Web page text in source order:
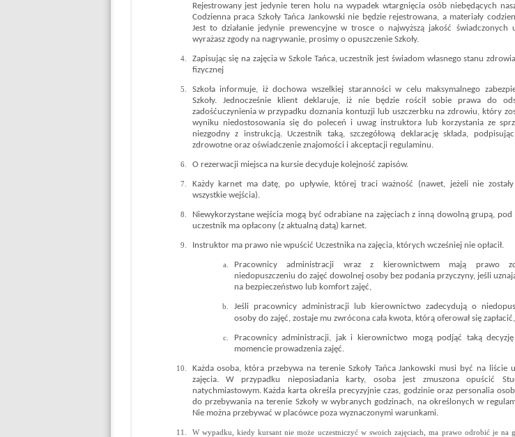
Rejestrowany jest jedynie teren holu na wypadek wtargnięcia osób niebędących
Codzienna praca Szkoły Tańca Jankowski nie będzie rejestrowana, a materiały
Jest to działanie jedynie prewencyjne w trosce o najwyższą jakość świadczonych
wyrażasz zgody na nagrywanie, prosimy o opuszczenie Szkoły.
Zapisując się na zajęcia w Szkole Tańca, uczestnik jest świadom własnego stanu
fizycznej
Szkoła informuje, iż dochowa wszelkiej staranności w celu maksymalnego
Szkoły. Jednocześnie klient deklaruje, iż nie będzie rościł sobie prawa do
zadośćuczynienia w przypadku doznania kontuzji lub uszczerbku na zdrowiu, który
wyniku niedostosowania się do poleceń i uwag instruktora lub korzystania ze
niezgodny z instrukcją. Uczestnik taką, szczegółową deklarację składa,
zdrowotne oraz oświadczenie znajomości i akceptacji regulaminu.
O rezerwacji miejsca na kursie decyduje kolejność zapisów.
Każdy karnet ma datę, po upływie, której traci ważność (nawet, jeżeli nie zostały
wszystkie wejścia).
Niewykorzystane wejścia mogą być odrabiane na zajęciach z inną dowolną grupą, pod
uczestnik ma opłacony (z aktualną datą) karnet.
Instruktor ma prawo nie wpuścić Uczestnika na zajęcia, których wcześniej nie opłacił.
Pracownicy administracji wraz z kierownictwem mają prawo
niedopuszczeniu do zajęć dowolnej osoby bez podania przyczyny, jeśli
na bezpieczeństwo lub komfort zajęć,
Jeśli pracownicy administracji lub kierownictwo zadecydują o
osoby do zajęć, zostaje mu zwrócona cała kwota, którą oferował się zapłacić,
Pracownicy administracji, jak i kierownictwo mogą podjąć taką
momencie prowadzenia zajęć.
Każda osoba, która przebywa na terenie Szkoły Tańca Jankowski musi być na liście
zajęcia. W przypadku nieposiadania karty, osoba jest zmuszona opuścić
natychmiastowym. Każda karta określa precyzyjnie czas, godzinie oraz personalia
do przebywania na terenie Szkoły w wybranych godzinach, na określonych w
Nie można przebywać w placówce poza wyznaczonymi warunkami.
W wypadku, kiedy kursant nie może uczestniczyć w swoich zajęciach, ma prawo odrobić je na